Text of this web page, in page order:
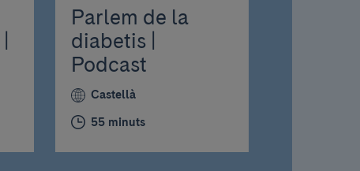
Parlem de la
diabetis |
Podcast
Castellà
55 minuts